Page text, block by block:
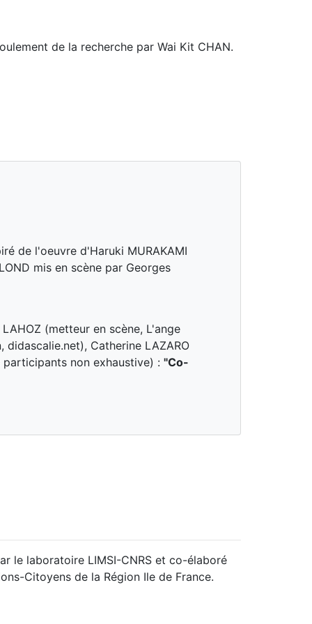
de la recherche par Wai Kit CHAN.
de l'oeuvre d'Haruki MURAKAMI
mis en scène par Georges
(metteur en scène, L'ange
didascalie.net), Catherine LAZARO
participants non exhaustive) : "Co-
le laboratoire LIMSI-CNRS et co-élaboré
Citoyens de la Région Ile de France.